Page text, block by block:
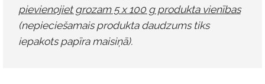
pievienojiet grozam 5 x 100 g produkta vienības
(nepieciešamais produkta daudzums tiks
iepakots papīra maisiņā).